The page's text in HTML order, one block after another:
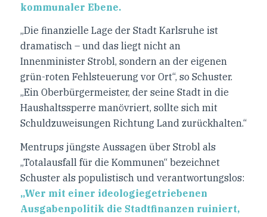
kommunaler Ebene.
„Die finanzielle Lage der Stadt Karlsruhe ist
dramatisch – und das liegt nicht an
Innenminister Strobl, sondern an der eigenen
grün-roten Fehlsteuerung vor Ort“, so Schuster.
„Ein Oberbürgermeister, der seine Stadt in die
Haushaltssperre manövriert, sollte sich mit
Schuldzuweisungen Richtung Land zurückhalten.“
Mentrups jüngste Aussagen über Strobl als
„Totalausfall für die Kommunen“ bezeichnet
Schuster als populistisch und verantwortungslos:
„Wer mit einer ideologiegetriebenen
Ausgabenpolitik die Stadtfinanzen ruiniert,